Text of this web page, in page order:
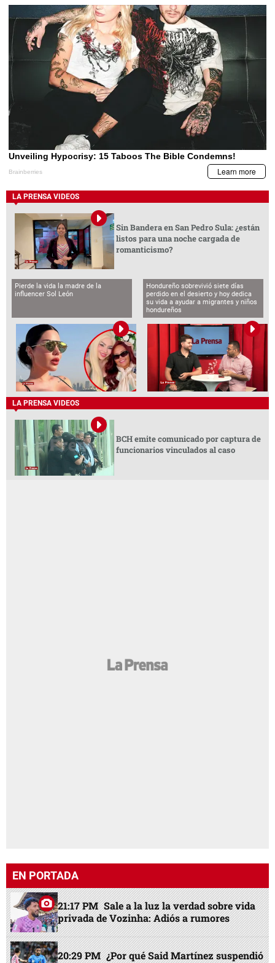
LA PRENSA VIDEOS
Sin Bandera en San Pedro Sula: ¿están
listos para una noche cargada de
romanticismo?
Pierde la vida la madre de la
influencer Sol León
Hondureño sobrevivió siete días
perdido en el desierto y hoy dedica
su vida a ayudar a migrantes y niños
hondureños
LA PRENSA VIDEOS
BCH emite comunicado por captura de
funcionarios vinculados al caso
EN PORTADA
21:17 PM Sale a la luz la verdad sobre vida
privada de Vozinha: Adiós a rumores
20:29 PM ¿Por qué Said Martínez suspendió